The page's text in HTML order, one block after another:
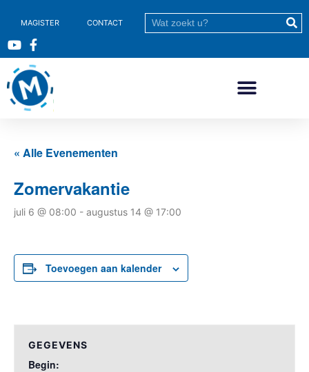
MAGISTER CONTACT
« Alle Evenementen
Zomervakantie
juli 6 @ 08:00 - augustus 14 @ 17:00
Toevoegen aan kalender
GEGEVENS
Begin: